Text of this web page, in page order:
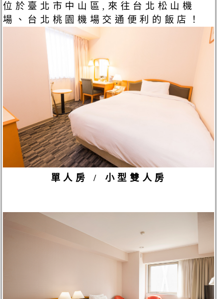
位於臺北市中山區,來往台北松山機
場、台北桃園機場交通便利的飯店！
單人房 / 小型雙人房